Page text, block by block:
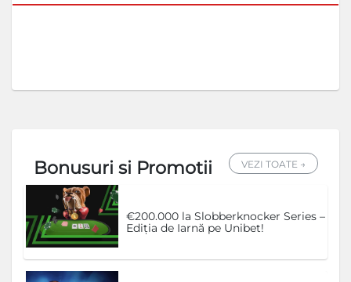
Bonusuri si Promotii VEZI TOATE →
€200.000 la Slobberknocker Series –
Ediția de Iarnă pe Unibet!